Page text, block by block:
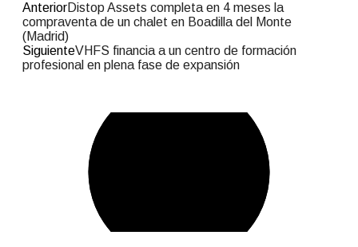
AnteriorDistop Assets completa en 4 meses la
compraventa de un chalet en Boadilla del Monte
(Madrid)
SiguienteVHFS financia a un centro de formación
profesional en plena fase de expansión